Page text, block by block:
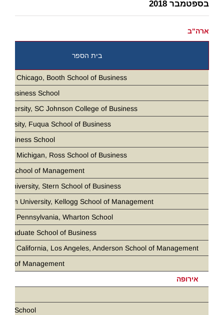
בספטמבר 2018
ארה"ב
בית הספר
of Chicago, Booth School of Business
Business School
SC Johnson College of Business
Fuqua School of Business
Business School
of Michigan, Ross School of Business
School of Management
University, Stern School of Business
University, Kellogg School of Management
of Pennsylvania, Wharton School
Graduate School of Business
of California, Los Angeles, Anderson School of Management
of Management
אירופה
School